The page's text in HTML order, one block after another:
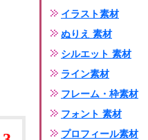
イラスト素材
ぬりえ 素材
シルエット 素材
ライン素材
フレーム・枠素材
フォント 素材
プロフィール素材